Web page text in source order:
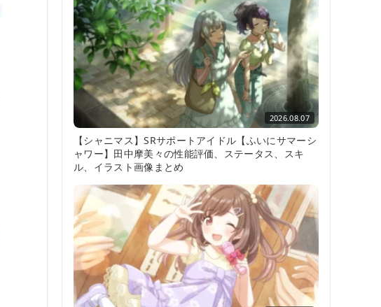
2026.08.07
【シャニマス】SRサポートアイドル【ふいにサマーシ
ャワー】田中摩美々の性能評価、ステータス、スキ
ル、イラスト画像まとめ